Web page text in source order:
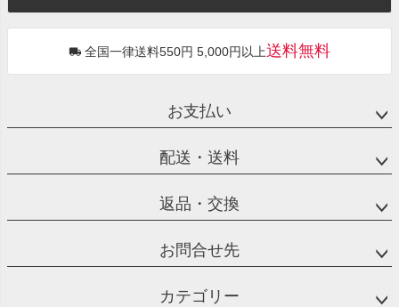
全国一律送料550円 5,000円以上送料無料
お支払い
配送・送料
返品・交換
お問合せ先
カテゴリー